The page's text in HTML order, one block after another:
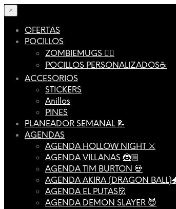
×
OFERTAS
POCILLOS
ZOMBIEMUGS 🧟‍♂️
POCILLOS PERSONALIZADOS☕️
ACCESORIOS
STICKERS
Anillos
PINES
PLANEADOR SEMANAL 📝
AGENDAS
AGENDA HOLLOW NIGHT ⚔️
AGENDA VILLANAS 🦹🏼
AGENDA TIM BURTON 💀
AGENDA AKIRA (DRAGON
AGENDA EL PUTAS👹
AGENDA DEMON SLAYER 😈